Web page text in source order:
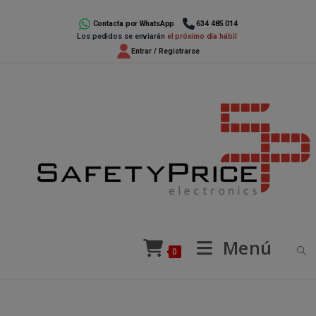
Contacta por WhatsApp
634 485 014
Los pedidos se enviarán el próximo día hábil
Entrar / Registrarse
0 Menú